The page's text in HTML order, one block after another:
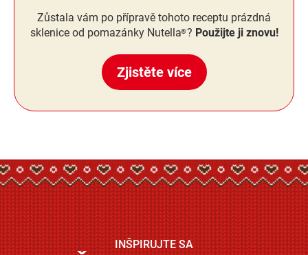
Zůstala vám po přípravě tohoto receptu prázdná
sklenice od pomazánky Nutella®? Použijte ji znovu!
Zjistěte více
INŠPIRUJTE SA